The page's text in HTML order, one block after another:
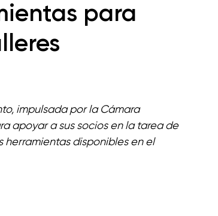
Uruguay
para
impulsada por la Cámara
apoyar a sus socios en la tarea de
herramientas disponibles en el